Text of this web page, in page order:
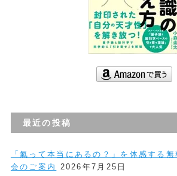
最近の投稿
「氣って本当にあるの？」を体感する
会のご案内
2026年7月25日